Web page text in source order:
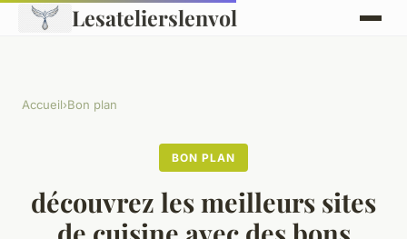
Lesatelierslenvol
Accueil›Bon plan
BON PLAN
découvrez les meilleurs sites